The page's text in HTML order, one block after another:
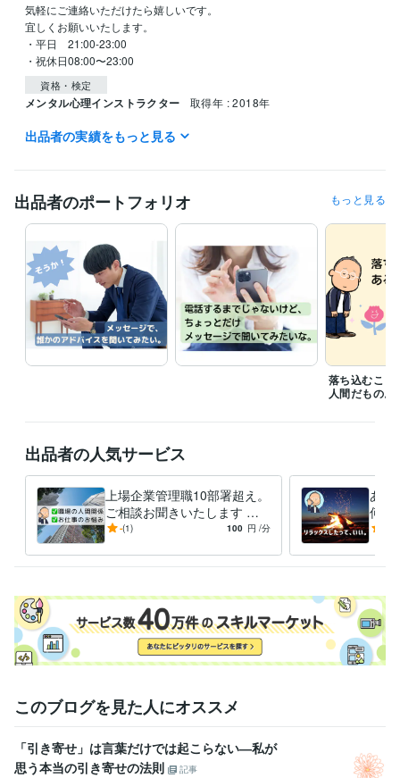
気軽にご連絡いただけたら嬉しいです。
宜しくお願いいたします。
・平日　21:00-23:00
・祝休日08:00〜23:00
資格・検定
メンタル心理インストラクター 取得年 : 2018年
得意分野
悩み相談・カウンセリング
人の内なる声や強み、才能を探し出すこ
出品者の実績をもっと見る
出品者のポートフォリオ もっと見る
落ち込むこと
人間だもの。
出品者の人気サービス
上場企業管理職10部署超え。
ご相談お聞きいたします 仕
事や職場のいろんな場面のお
-(1) 100 円 /分
あな
何で
こと
す
このブログを見た人にオススメ
「引き寄せ」は言葉だけでは起こらない―私が
思う本当の引き寄せの法則
記事